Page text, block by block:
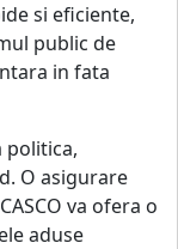
si eficiente,
public de
in fata
politica,
O asigurare
va ofera o
aduse